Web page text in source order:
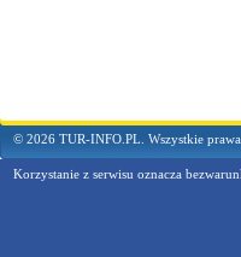
© 2026 TUR-INFO.PL. Wszystkie prawa
Korzystanie z serwisu oznacza